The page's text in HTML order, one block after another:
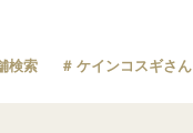
検索 ケインコスギさん